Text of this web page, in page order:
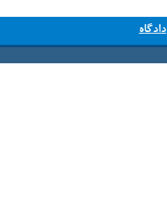
دادگاه